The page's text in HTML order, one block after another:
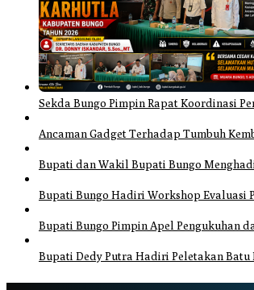
Sekda Bungo Pimpin Rapat Koordinasi
Ancaman Gadget Terhadap Tumbuh
Bupati dan Wakil Bupati Bungo
Bupati Bungo Hadiri Workshop Evaluasi
Bupati Bungo Pimpin Apel Pengukuhan
Bupati Dedy Putra Hadiri Peletakan Batu